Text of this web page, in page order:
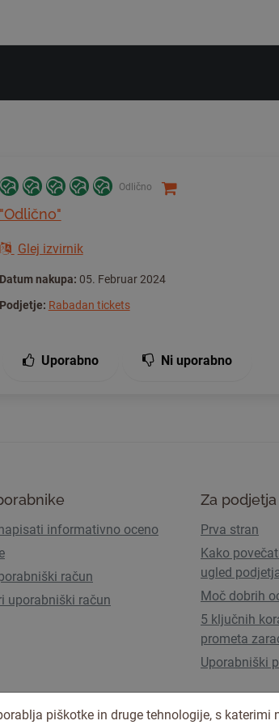
Odlično
"Odlično"
Glej izvirnik
Datum nakupa: 05. Februar 2024
Podjetje: Rabadan tickets
Uporabno Ni uporabno
informativno oceno
račun
uporabniški račun
Za podjetja
Prva stran
Kako
ugled
Moč dobrih
5 ključnih
prometa
Uporabniški
piškotke in druge tehnologije, s katerimi